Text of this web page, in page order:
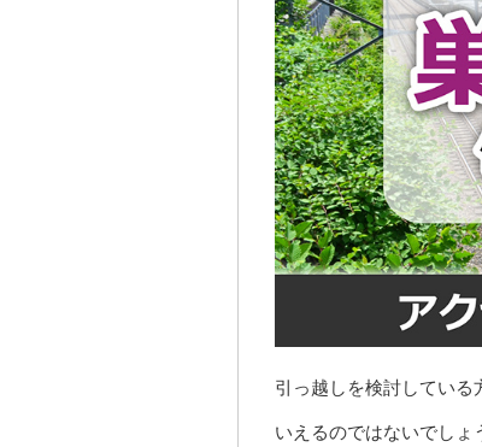
引っ越しを検討している
いえるのではないでしょ